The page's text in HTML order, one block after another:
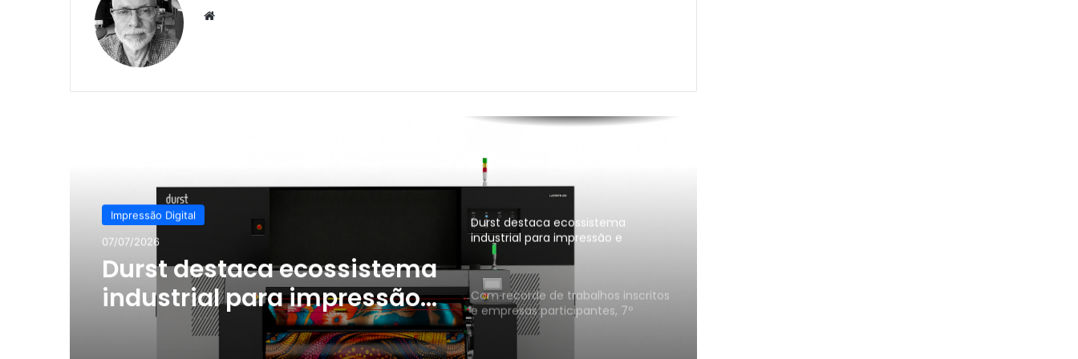
Impressão Digital
07/07/2026
Durst destaca ecossistema
industrial para impressão
e estamparia digital na
Epson das Américas pela 7ª vez
poder da impressão na FuturePrint
2026
Durst destaca ecossistema
industrial para impressão e
estamparia digital na Febratex
2026
Com recorde de trabalhos inscritos
e empresas participantes, 7º
Prêmio Paulista de Excelência
Gráfica conhece seus vencedores